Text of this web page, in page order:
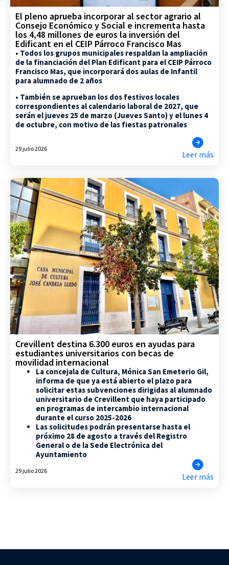
El pleno aprueba incorporar al sector agrario al
Consejo Económico y Social e incrementa hasta
los 4,48 millones de euros la inversión del
Edificant en el CEIP Párroco Francisco Mas
• Todos los grupos municipales respaldan la ampliación
de la financiación del Plan Edificant para el CEIP Párroco
Francisco Mas, que incorporará dos aulas de Infantil
para alumnado de 2 años
• También se aprueban los dos festivos locales
correspondientes al calendario laboral de 2027, que
serán el jueves 25 de marzo (Jueves Santo) y el lunes 4
de octubre, con motivo de las fiestas patronales
29 julio 2026
Leer más
Crevillent destina 6.300 euros en ayudas para
estudiantes universitarios con becas de
movilidad internacional
La concejala de Cultura, Mónica San Emeterio Gil,
informa de que ya está abierto el plazo para
solicitar estas subvenciones dirigidas al alumnado
universitario de Crevillent que haya participado
en programas de intercambio internacional
durante el curso 2025-2026
Las solicitudes podrán presentarse hasta el
próximo 28 de agosto a través del Registro
General o de la Sede Electrónica del
Ayuntamiento
29 julio 2026
Leer más